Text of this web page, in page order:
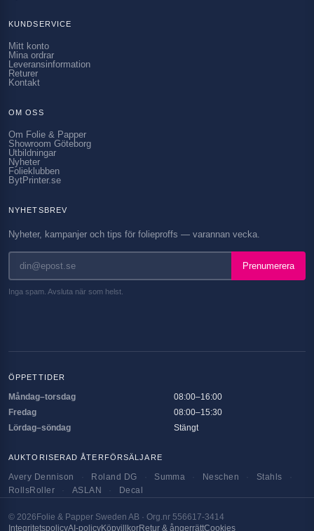
KUNDSERVICE
Mitt konto
Mina ordrar
Leveransinformation
Returer
Kontakt
OM OSS
Om Folie & Papper
Showroom Göteborg
Utbildningar
Nyheter
Folieklubben
BytPrinter.se
NYHETSBREV
Nyheter, kampanjer och tips för folieproffs — varannan vecka.
Prenumerera
Inga spam. Avsluta när som helst.
ÖPPETTIDER
Måndag–torsdag
08:00–16:00
Fredag
08:00–15:30
Lördag–söndag
Stängt
AUKTORISERAD ÅTERFÖRSÄLJARE
Avery Dennison Roland DG Summa Neschen Stahls
RollsRoller
ASLAN Decal
© 2026 Folie & Papper Sweden AB · Org.nr 556617-3414
IntegritetspolicyAI-policyKöpvillkorRetur & ångerrättCookies